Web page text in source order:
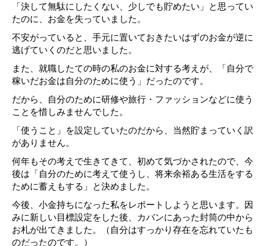
「決して無駄にしたくない、少しでも貯めたい」と思ってい
たのに、お金を失っていました。
不安がっていると、手元に置いておきたいはずのお金が逆に
逃げていくのだと思いました。
また、就職したての時の私のお金に対する考えが、「自分で
稼いだお金は自分のために使う」だったのです。
だから、自分のために研修や旅行・ファッションなどに使う
ことを惜しみませんでした。
「使うこと」を設定していたのだから、当然貯まっていく訳
がありません。
何年もその考えで生きてきて、初めて気づかされたので、今
後は「自分のために考えて使うし、将来余裕ある生活をする
ために蓄えもする」と決めました。
今後、小金持ちになった私をレポートしようと思います。因
みに新しい目標設定をした後、カバンにあった封筒の中から
お札が出てきました。（自分はすっかり存在を忘れていたも
のだったのです。）